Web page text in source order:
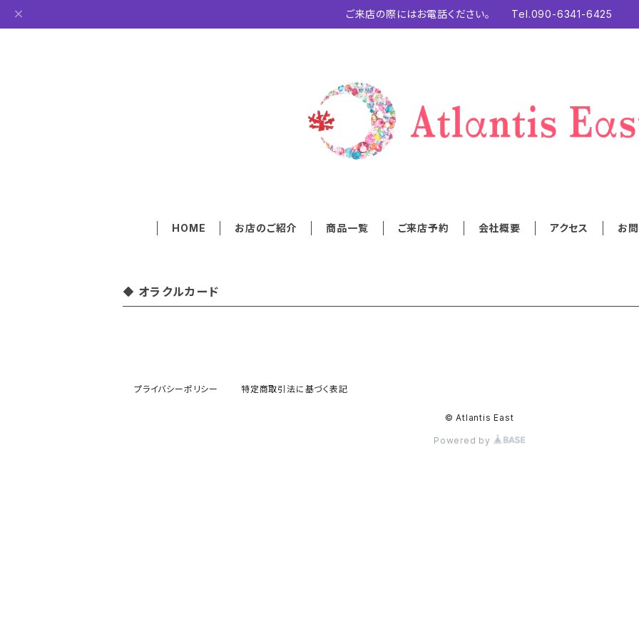
ご来店の際にはお電話ください。 Tel.090-6341-6425
HOME お店のご紹介 商品一覧 ご来店予約 会社概要 アクセス お
オラクルカード
プライバシーポリシー 特定商取引法に基づく表記
© Atlantis East
Powered by